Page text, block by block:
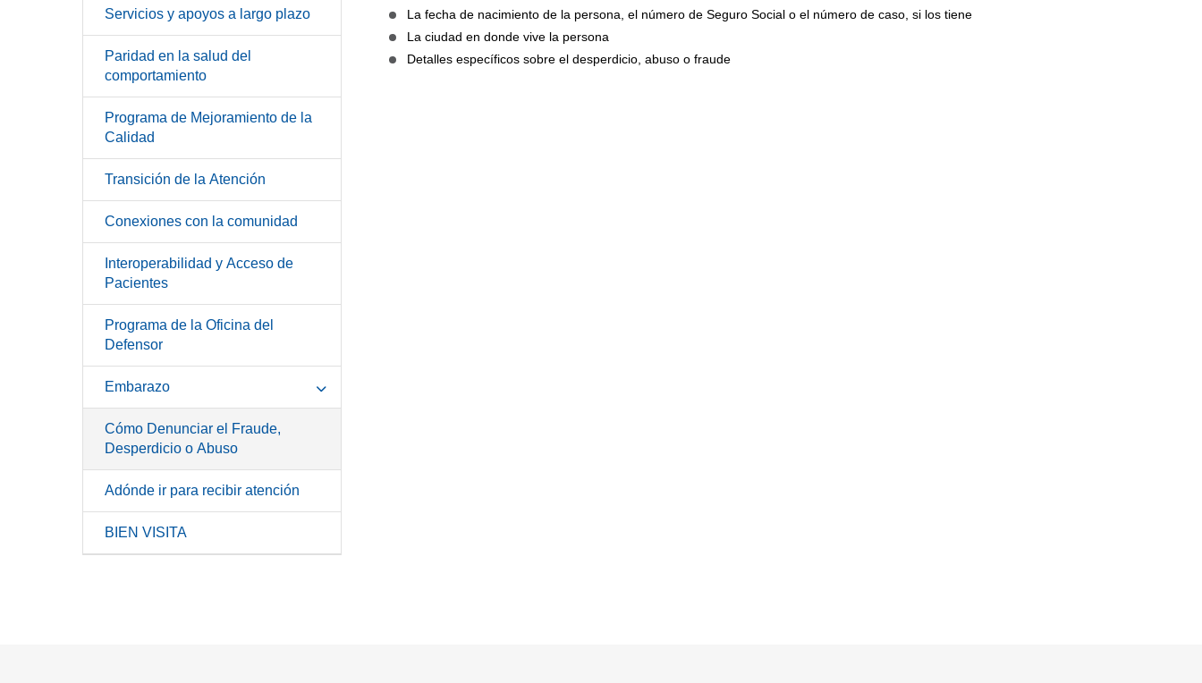
Servicios y apoyos a largo plazo
Paridad en la salud del
comportamiento
Programa de Mejoramiento de la
Calidad
Transición de la Atención
Conexiones con la comunidad
Interoperabilidad y Acceso de
Pacientes
Programa de la Oficina del
Defensor
Embarazo
Cómo Denunciar el Fraude,
Desperdicio o Abuso
Adónde ir para recibir atención
BIEN VISITA
La fecha de nacimiento de la persona, el número de Seguro Social o el número de caso, si los tiene
La ciudad en donde vive la persona
Detalles específicos sobre el desperdicio, abuso o fraude